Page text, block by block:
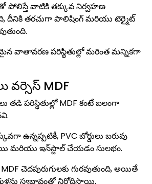
పోలిస్తే వాటికి తక్కువ నిర్వహణ
దీనికి తరచుగా పాలిషింగ్ మరియు టెర్మైట్
వాతావరణ పరిస్థితుల్లో మరింత మన్నికగా
వర్సెస్ MDF
తడి పరిస్థితుల్లో MDF కంటే బలంగా
ఉన్నప్పటికీ, PVC బోర్డులు బరువు
మరియు ఇన్‌స్టాల్ చేయడం సులభం.
చెదపురుగులకు గురవుతుంది, అయితే
స్వభావంతో నిరోధిస్తాయి.